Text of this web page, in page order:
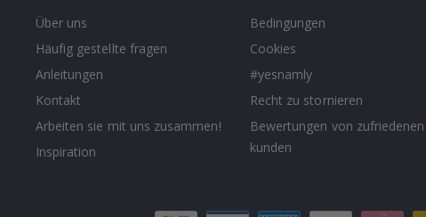
Über uns
Häufig gestellte fragen
Anleitungen
Kontakt
Arbeiten sie mit uns zusammen!
Inspiration
Bedingungen
Cookies
#yesnamly
Recht zu stornieren
Bewertungen von zufriedenen
kunden